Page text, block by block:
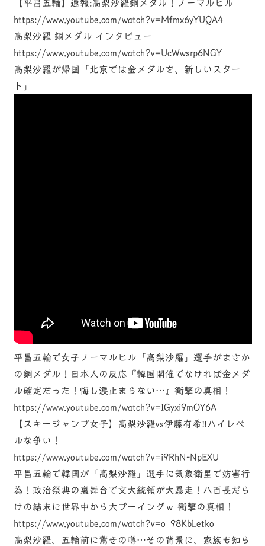
【平昌五輪】速報:高梨沙羅銅メダル！ノーマルヒル
https://www.youtube.com/watch?v=Mfmx6yYUQA4
高梨沙羅 銅メダル インタビュー
https://www.youtube.com/watch?v=UcWwsrp6NGY
高梨沙羅が帰国「北京では金メダルを、新しいスター
ト」
平昌五輪で女子ノーマルヒル「高梨沙羅」選手がまさか
の銅メダル！日本人の反応『韓国開催でなければ金メダ
ル確定だった！悔し涙止まらない…』衝撃の真相！
https://www.youtube.com/watch?v=IGyxi9mOY6A
【スキージャンプ女子】高梨沙羅vs伊藤有希‼︎ハイレベ
ルな争い！
https://www.youtube.com/watch?v=i9RhN-NpEXU
平昌五輪で韓国が「高梨沙羅」選手に気象衛星で妨害行
為！政治祭典の裏舞台で文大統領が大暴走！八百長だら
けの結末に世界中から大ブーイングｗ 衝撃の真相！
https://www.youtube.com/watch?v=o_98KbLetko
高梨沙羅、五輪前に驚きの噂…その背景に、家族も知ら